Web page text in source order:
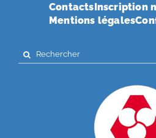
ContactsInscription
Mentions légales
Search
for: